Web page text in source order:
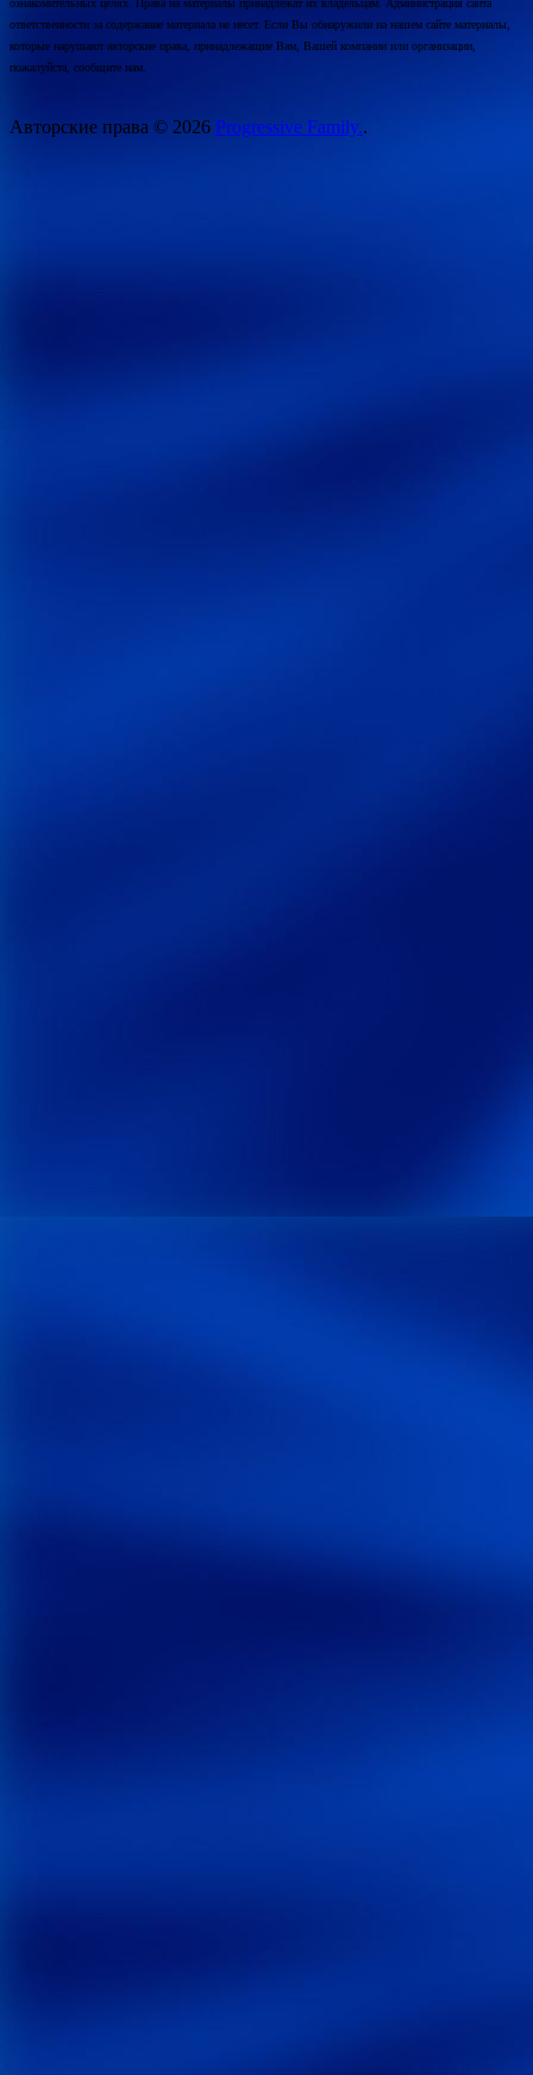
ответственности за содержание материала не несет. Если Вы обнаружили на нашем сайте материалы,
которые нарушают авторские права, принадлежащие Вам, Вашей компании или организации,
пожалуйста, сообщите нам.
Авторские права © 2026 Progressive Family..